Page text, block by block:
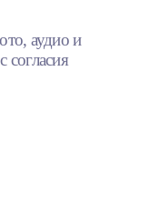
аудио и
согласия